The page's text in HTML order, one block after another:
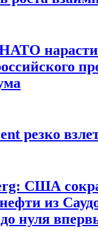
резко
США
из
нуля